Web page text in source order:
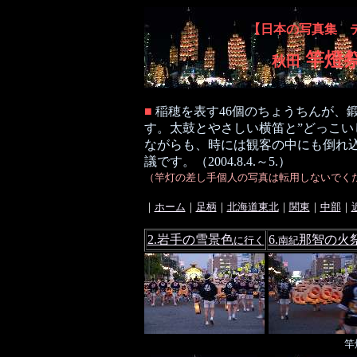
【日本の写真集
秋田竿燈
■ 稲穂を表す46個のちょうちんが、
す。太鼓とやさしい横笛と”どっこ
ながらも、時には観客の中にも倒れ
議です。（2004.8.4.～5.）
（竿灯の差し手個人の写真は転用しないでく
｜ ホーム ｜ 足柄｜ 北海道東北｜ 関東 ｜ 中部｜
2.岩手の雪景色に行く 6.南紀那智の火
竿